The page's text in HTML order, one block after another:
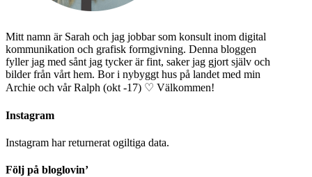
Mitt namn är Sarah och jag jobbar som konsult inom digital
kommunikation och grafisk formgivning. Denna bloggen
fyller jag med sånt jag tycker är fint, saker jag gjort själv och
bilder från vårt hem. Bor i nybyggt hus på landet med min
Archie och vår Ralph (okt -17) ♡ Välkommen!
Instagram
Instagram har returnerat ogiltiga data.
Följ på bloglovin’